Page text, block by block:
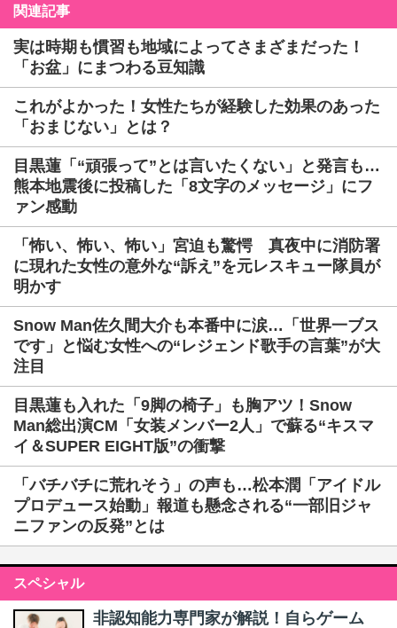
関連記事
実は時期も慣習も地域によってさまざまだった！
「お盆」にまつわる豆知識
これがよかった！女性たちが経験した効果のあった
「おまじない」とは？
目黒蓮「“頑張って”とは言いたくない」と発言も…
熊本地震後に投稿した「8文字のメッセージ」にフ
ァン感動
「怖い、怖い、怖い」宮迫も驚愕 真夜中に消防署
に現れた女性の意外な“訴え”を元レスキュー隊員が
明かす
Snow Man佐久間大介も本番中に涙…「世界一ブス
です」と悩む女性への“レジェンド歌手の言葉”が大
注目
目黒蓮も入れた「9脚の椅子」も胸アツ！Snow
Man総出演CM「女装メンバー2人」で蘇る“キスマ
イ＆SUPER EIGHT版”の衝撃
「バチバチに荒れそう」の声も…松本潤「アイドル
プロデュース始動」報道も懸念される“一部旧ジャ
ニファンの反発”とは
スペシャル
非認知能力専門家が解説！自らゲーム